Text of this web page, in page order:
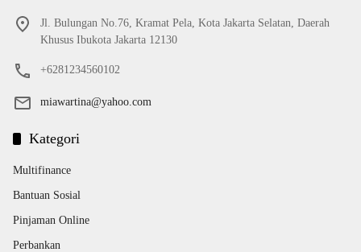
Jl. Bulungan No.76, Kramat Pela, Kota Jakarta Selatan, Daerah
Khusus Ibukota Jakarta 12130
+6281234560102
miawartina@yahoo.com
Kategori
Multifinance
Bantuan Sosial
Pinjaman Online
Perbankan